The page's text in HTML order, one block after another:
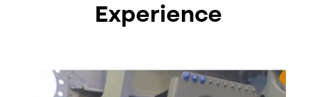
Experience